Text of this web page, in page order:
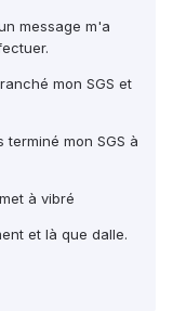
message m'a
mon SGS et
mon SGS à
à vibré
et là que dalle.